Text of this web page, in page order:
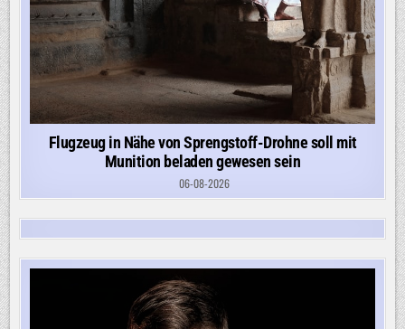
Flugzeug in Nähe von Sprengstoff-Drohne soll mit
Munition beladen gewesen sein
06-08-2026